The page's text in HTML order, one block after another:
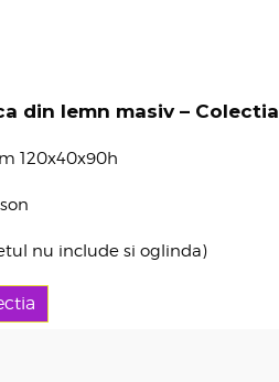
din lemn masiv – Colectia
120x40x90h
nu include si oglinda)